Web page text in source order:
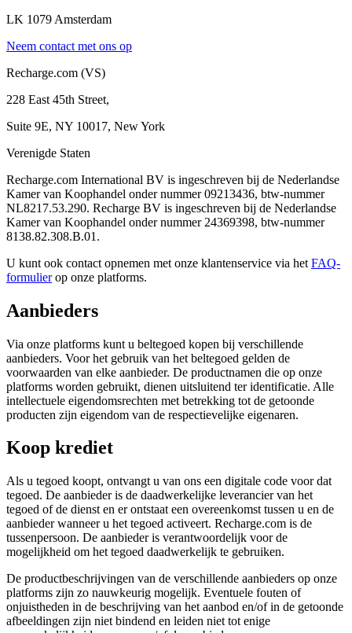
LK 1079 Amsterdam
Neem contact met ons op
Recharge.com (VS)
228 East 45th Street,
Suite 9E, NY 10017, New York
Verenigde Staten
Recharge.com International BV is ingeschreven bij de Nederlandse
Kamer van Koophandel onder nummer 09213436, btw-nummer
NL8217.53.290. Recharge BV is ingeschreven bij de Nederlandse
Kamer van Koophandel onder nummer 24369398, btw-nummer
8138.82.308.B.01.
U kunt ook contact opnemen met onze klantenservice via het FAQ-
formulierop onze platforms.
Aanbieders
Via onze platforms kunt u beltegoed kopen bij verschillende
aanbieders. Voor het gebruik van het beltegoed gelden de
voorwaarden van elke aanbieder. De productnamen die op onze
platforms worden gebruikt, dienen uitsluitend ter identificatie. Alle
intellectuele eigendomsrechten met betrekking tot de getoonde
producten zijn eigendom van de respectievelijke eigenaren.
Koop krediet
Als u tegoed koopt, ontvangt u van ons een digitale code voor dat
tegoed. De aanbieder is de daadwerkelijke leverancier van het
tegoed of de dienst en er ontstaat een overeenkomst tussen u en de
aanbieder wanneer u het tegoed activeert. Recharge.com is de
tussenpersoon. De aanbieder is verantwoordelijk voor de
mogelijkheid om het tegoed daadwerkelijk te gebruiken.
De productbeschrijvingen van de verschillende aanbieders op onze
platforms zijn zo nauwkeurig mogelijk. Eventuele fouten of
onjuistheden in de beschrijving van het aanbod en/of in de getoonde
afbeeldingen zijn niet bindend en leiden niet tot enige